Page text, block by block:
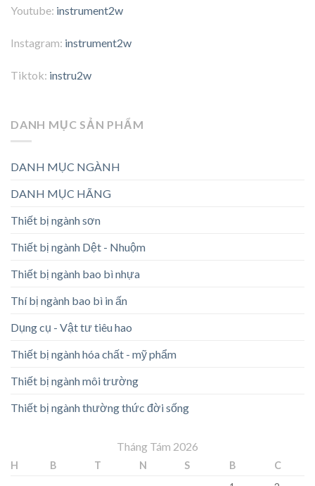
Youtube: instrument2w
Instagram: instrument2w
Tiktok: instru2w
DANH MỤC SẢN PHẨM
DANH MỤC NGÀNH
DANH MỤC HÃNG
Thiết bị ngành sơn
Thiết bị ngành Dệt - Nhuộm
Thiết bị ngành bao bì nhựa
Thí bị ngành bao bì in ấn
Dụng cụ - Vật tư tiêu hao
Thiết bị ngành hóa chất - mỹ phẩm
Thiết bị ngành môi trường
Thiết bị ngành thường thức đời sống
Tháng Tám 2026
H B T N S B
C